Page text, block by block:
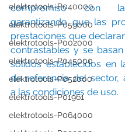
elektrotools-P040000
elektrotools-P059000
elektrotools-P002000
elektrotools-P045000
elektrotools-P052000
elektrotools-P01961
elektrotools-P064000
compromiso con
garantizando que las
prestaciones que
contrastables y se
sólidos establecidos en
de referencia del sector,
a las condiciones de uso.